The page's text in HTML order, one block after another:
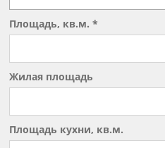
Площадь, кв.м. *
Жилая площадь
Площадь кухни, кв.м.